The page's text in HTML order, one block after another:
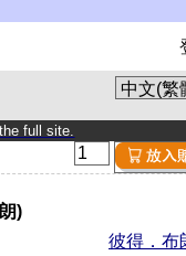
full site.
)
彼得．布